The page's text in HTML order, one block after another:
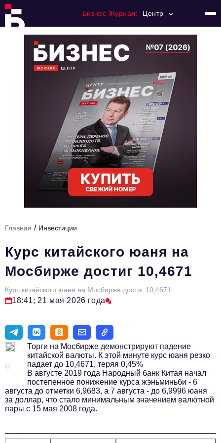
Бизнес Журнал: Центр
Регулирование
Премия "Тульский Бизнес"
История тульского предпринимательства
Тема номера
HR
Персона номера
Технологии и тренды
Туризм
Импортозамещение
Мероприятия
Авторские материалы
Главная / Инвестиции
Курс китайского юаня на
Мосбирже достиг 10,4671
Курс китайского юаня на Мосбирже достиг 10,4671
18:41; 21 мая 2026 года
©
Торги на Мосбирже демонстрируют падение
китайской валюты. К этой минуте курс юаня резко
падает до 10,4671, теряя 0,45%
В августе 2019 года Народный банк Китая начал
постепенное понижение курса жэньминьби - 6
августа до отметки 6,9683, а 7 августа - до 6,9996 юаня
за доллар, что стало минимальным значением валютной
пары с 15 мая 2008 года.